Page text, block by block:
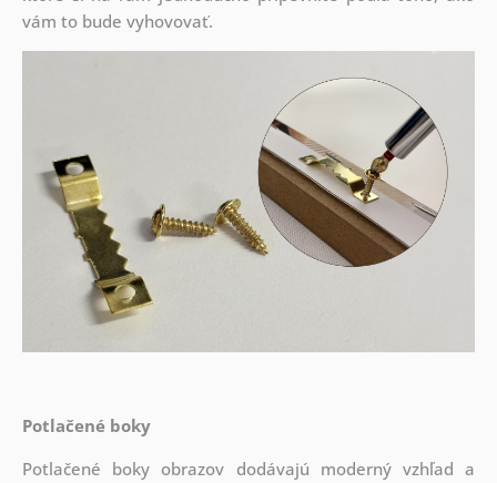
vám to bude vyhovovať.
Potlačené boky
Potlačené boky obrazov dodávajú moderný vzhľad a